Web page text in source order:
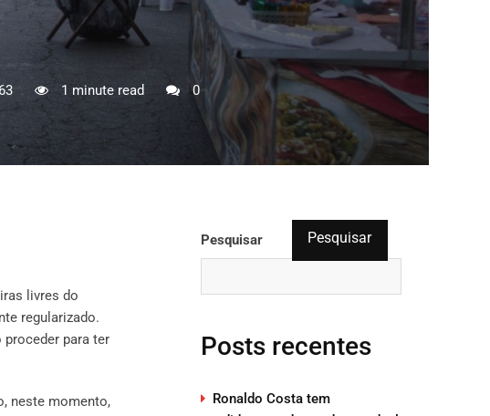
1 minute read 0
livres do
regularizado.
para ter
neste momento,
Pesquisar Pesquisar
Posts recentes
Ronaldo Costa tem